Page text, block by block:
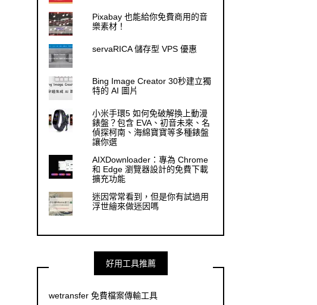
Pixabay 也能給你免費商用的音
樂素材！
servaRICA 儲存型 VPS 優惠
Bing Image Creator 30秒建立獨
特的 AI 圖片
小米手環5 如何免破解換上動漫
錶盤？包含 EVA、初音未來、名
偵探柯南、海綿寶寶等多種錶盤
讓你選
AIXDownloader：專為 Chrome
和 Edge 瀏覽器設計的免費下載
擴充功能
迷因常常看到，但是你有試過用
浮世繪來做迷因嗎
好用工具推薦
wetransfer 免費檔案傳輸工具